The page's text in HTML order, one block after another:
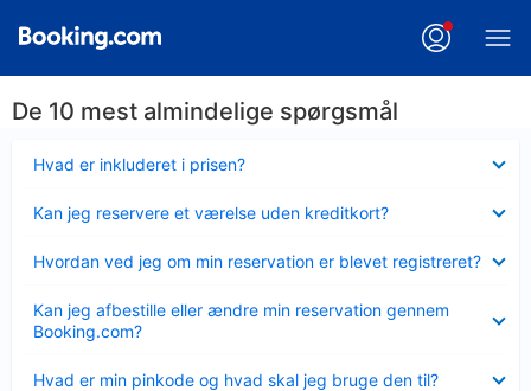
De 10 mest almindelige spørgsmål
Hvad er inkluderet i prisen?
Kan jeg reservere et værelse uden kreditkort?
Hvordan ved jeg om min reservation er blevet registreret?
Kan jeg afbestille eller ændre min reservation gennem
Booking.com?
Hvad er min pinkode og hvad skal jeg bruge den til?